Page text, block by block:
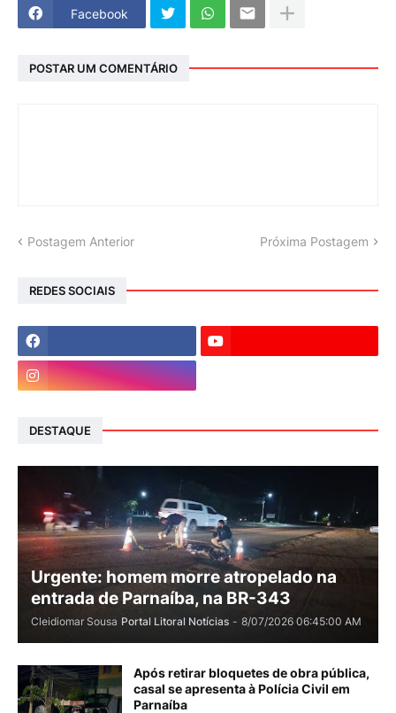
Facebook
POSTAR UM COMENTÁRIO
Postagem Anterior Próxima Postagem
REDES SOCIAIS
DESTAQUE
Urgente: homem morre atropelado na
entrada de Parnaíba, na BR-343
Cleidiomar Sousa Portal Litoral Notícias - 8/07/2026 06:45:00 AM
Após retirar bloquetes de obra pública,
casal se apresenta à Polícia Civil em
Parnaíba